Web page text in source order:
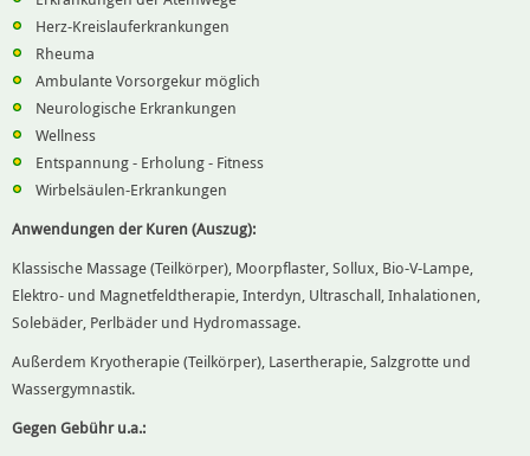
Herz-Kreislauferkrankungen
Rheuma
Ambulante Vorsorgekur möglich
Neurologische Erkrankungen
Wellness
Entspannung - Erholung - Fitness
Wirbelsäulen-Erkrankungen
Anwendungen der Kuren (Auszug):
Klassische Massage (Teilkörper), Moorpflaster, Sollux, Bio-V-Lampe,
Elektro- und Magnetfeldtherapie, Interdyn, Ultraschall, Inhalationen,
Solebäder, Perlbäder und Hydromassage.
Außerdem Kryotherapie (Teilkörper), Lasertherapie, Salzgrotte und
Wassergymnastik.
Gegen Gebühr u.a.: